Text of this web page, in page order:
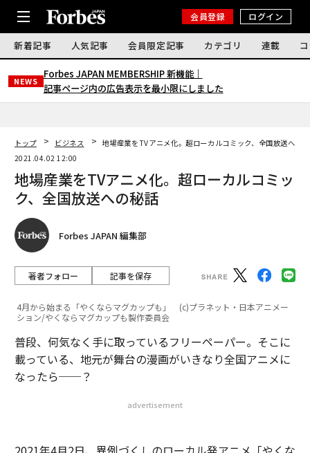
会員登録 ログイン
新着記事 人気記事 会員限定記事 カテゴリ 連載
NEWS
Forbes JAPAN MEMBERSHIP 新機能｜
記事ページ内の広告表示を最小限にしました
トップ ビジネス
地場産業をTVアニメ化。超ローカルコミック、全国放送への
2021.04.02 12:00
地場産業をTVアニメ化。超ローカルコミッ
ク、全国放送への秘話
Forbes JAPAN 編集部
著者フォロー 記事を保存
4月から始まる「やくならマグカップも」 (c)プラネット・日本アニメー
ション/やくならマグカップも製作委員会
普段、何気なく手に取っているフリーペーパー。そこに
載っている、地元が舞台の漫画がいきなり全国アニメに
なったら──？
advertisement